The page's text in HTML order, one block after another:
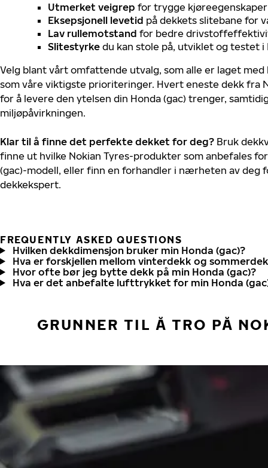
Utmerket veigrep for trygge
Eksepsjonell levetid på dekkets slitebane for
Lav rullemotstand for bedre
Slitestyrke du kan stole på, utviklet og testet i
Velg blant vårt omfattende utvalg, som alle er laget
som våre viktigste prioriteringer. Hvert eneste dekk fra
for å levere den ytelsen din Honda (gac) trenger,
miljøpåvirkningen.
Klar til å finne det perfekte dekket for deg? Bruk
finne ut hvilke Nokian Tyres-produkter som anbefales
(gac)-modell, eller finn en forhandler i nærheten av deg
dekkekspert.
FREQUENTLY ASKED QUESTIONS
Hvilken dekkdimensjon bruker min Honda (gac)?
Hva er forskjellen mellom vinterdekk og
Hvor ofte bør jeg bytte dekk på min Honda (gac)?
Hva er det anbefalte lufttrykket for min Honda
GRUNNER TIL Å TRO PÅ